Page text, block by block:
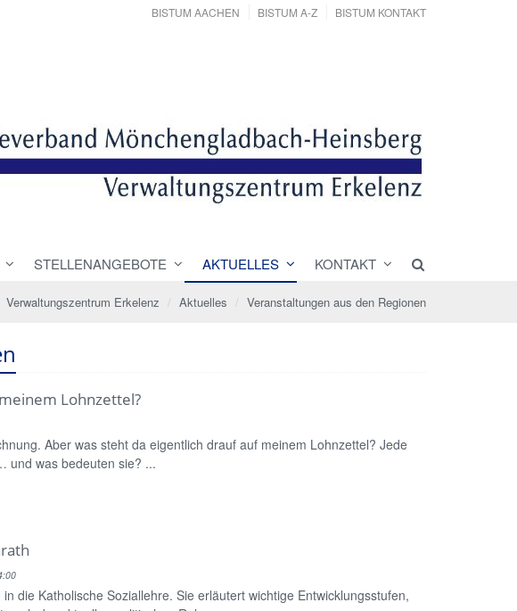
BISTUM AACHEN BISTUM A-Z BISTUM KONTAKT
STELLENANGEBOTE AKTUELLES KONTAKT
Verwaltungszentrum Erkelenz Aktuelles Veranstaltungen aus den Regionen
Lohnzettel?
Aber was steht da eigentlich drauf auf meinem Lohnzettel? Jede
und was bedeuten sie? ...
die Katholische Soziallehre. Sie erläutert wichtige Entwicklungsstufen,